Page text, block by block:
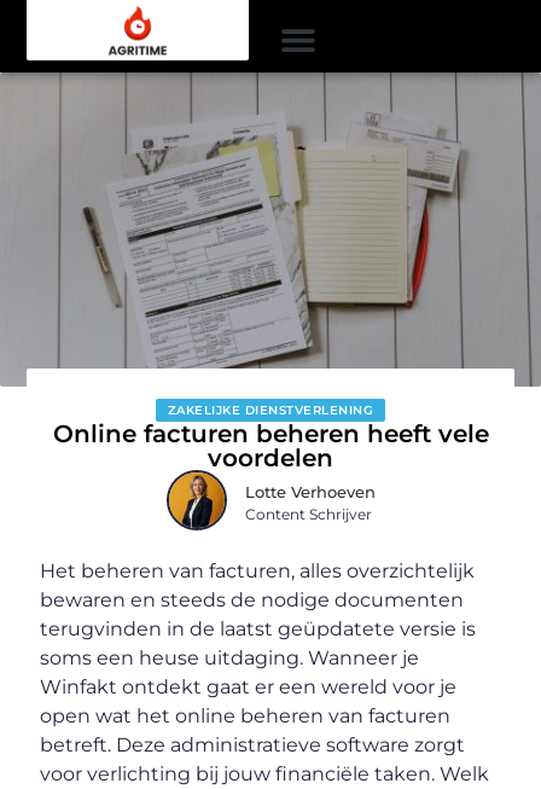
ZAKELIJKE DIENSTVERLENING
Online facturen beheren heeft vele
voordelen
Lotte Verhoeven
Content Schrijver
Het beheren van facturen, alles overzichtelijk
bewaren en steeds de nodige documenten
terugvinden in de laatst geüpdatete versie is
soms een heuse uitdaging. Wanneer je
Winfakt ontdekt gaat er een wereld voor je
open wat het online beheren van facturen
betreft. Deze administratieve software zorgt
voor verlichting bij jouw financiële taken. Welk